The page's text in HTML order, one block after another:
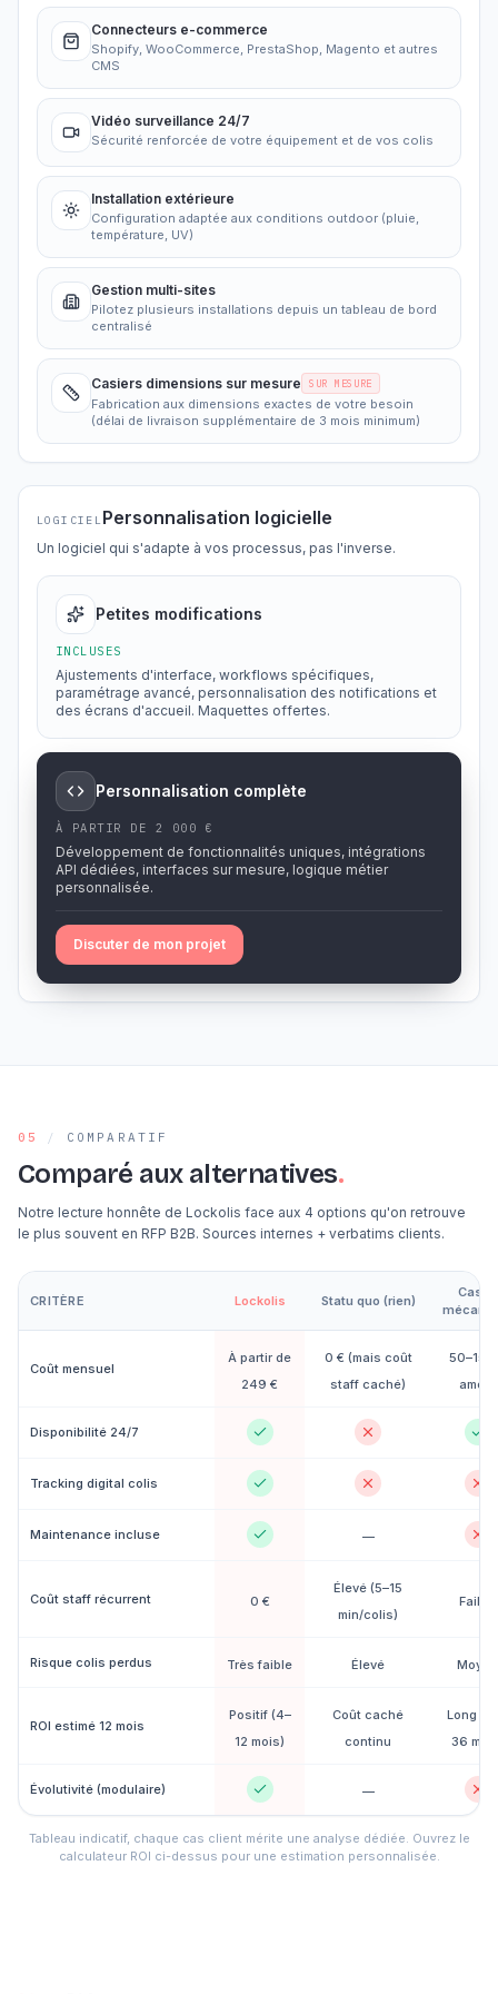
Connecteurs e-commerce
Shopify, WooCommerce, PrestaShop, Magento et autres
CMS
Vidéo surveillance 24/7
Sécurité renforcée de votre équipement et de vos colis
Installation extérieure
Configuration adaptée aux conditions outdoor (pluie,
température, UV)
Gestion multi-sites
Pilotez plusieurs installations depuis un tableau de bord
centralisé
Casiers dimensions sur mesure SUR MESURE
Fabrication aux dimensions exactes de votre besoin
(délai de livraison supplémentaire de 3 mois minimum)
LOGICIEL Personnalisation logicielle
Un logiciel qui s'adapte à vos processus, pas l'inverse.
Petites modifications
INCLUSES
Ajustements d'interface, workflows spécifiques,
paramétrage avancé, personnalisation des notifications et
des écrans d'accueil. Maquettes offertes.
Personnalisation complète
À PARTIR DE 2 000 €
Développement de fonctionnalités uniques, intégrations
API dédiées, interfaces sur mesure, logique métier
personnalisée.
Discuter de mon projet
05 / COMPARATIF
Comparé aux alternatives.
Notre lecture honnête de Lockolis face aux 4 options qu'on retrouve
le plus souvent en RFP B2B. Sources internes + verbatims clients.
CRITÈRE Lockolis Statu quo (rien)
Casier
Coût mensuel
À partir de
249 €
0 € (mais coût
staff caché)
50–150
amorti
Disponibilité 24/7
Tracking digital colis
Maintenance incluse —
Coût staff récurrent 0 €
Élevé (5–15
min/colis)
Faible
Risque colis perdus Très faible Élevé Moyen
ROI estimé 12 mois
Positif (4–
12 mois)
Coût caché
continu
Long
36
Évolutivité (modulaire) —
Tableau indicatif, chaque cas client mérite une analyse dédiée. Ouvrez le
calculateur ROI ci-dessus pour une estimation personnalisée.